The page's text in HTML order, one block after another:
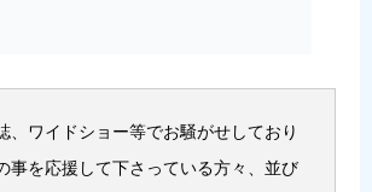
、ワイドショー等でお騒がせしており
事を応援して下さっている方々、並び